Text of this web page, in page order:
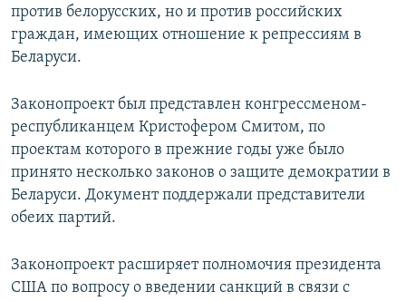
против белорусских, но и против российских
граждан, имеющих отношение к репрессиям в
Беларуси.
Законопроект был представлен конгрессменом-
республиканцем Кристофером Смитом, по
проектам которого в прежние годы уже было
принято несколько законов о защите демократии в
Беларуси. Документ поддержали представители
обеих партий.
Законопроект расширяет полномочия президента
США по вопросу о введении санкций в связи с